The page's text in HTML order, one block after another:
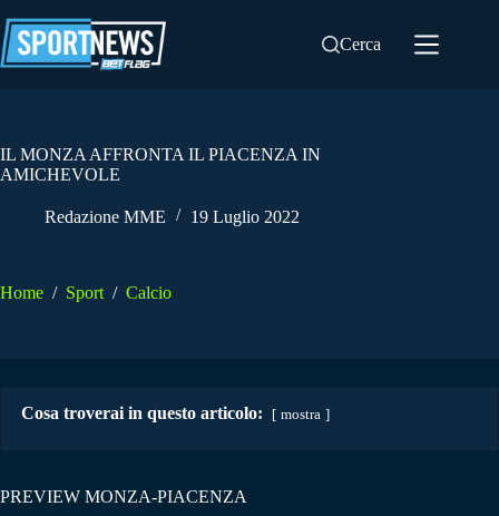
al
contenuto
Cerca
IL MONZA AFFRONTA IL PIACENZA IN
AMICHEVOLE
Redazione MME 19 Luglio 2022
Home / Sport / Calcio
Cosa troverai in questo articolo: mostra
PREVIEW MONZA-PIACENZA